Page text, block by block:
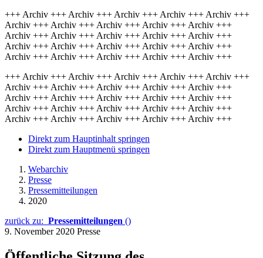
+++ Archiv +++ Archiv +++ Archiv +++ Archiv +++ Archiv +++
Archiv +++ Archiv +++ Archiv +++ Archiv +++ Archiv +++
Archiv +++ Archiv +++ Archiv +++ Archiv +++ Archiv +++
Archiv +++ Archiv +++ Archiv +++ Archiv +++ Archiv +++
Archiv +++ Archiv +++ Archiv +++ Archiv +++ Archiv +++
+++ Archiv +++ Archiv +++ Archiv +++ Archiv +++ Archiv +++
Archiv +++ Archiv +++ Archiv +++ Archiv +++ Archiv +++
Archiv +++ Archiv +++ Archiv +++ Archiv +++ Archiv +++
Archiv +++ Archiv +++ Archiv +++ Archiv +++ Archiv +++
Archiv +++ Archiv +++ Archiv +++ Archiv +++ Archiv +++
Direkt zum Hauptinhalt springen
Direkt zum Hauptmenü springen
Webarchiv
Presse
Pressemitteilungen
2020
zurück zu: Pressemitteilungen ()
9. November 2020 Presse